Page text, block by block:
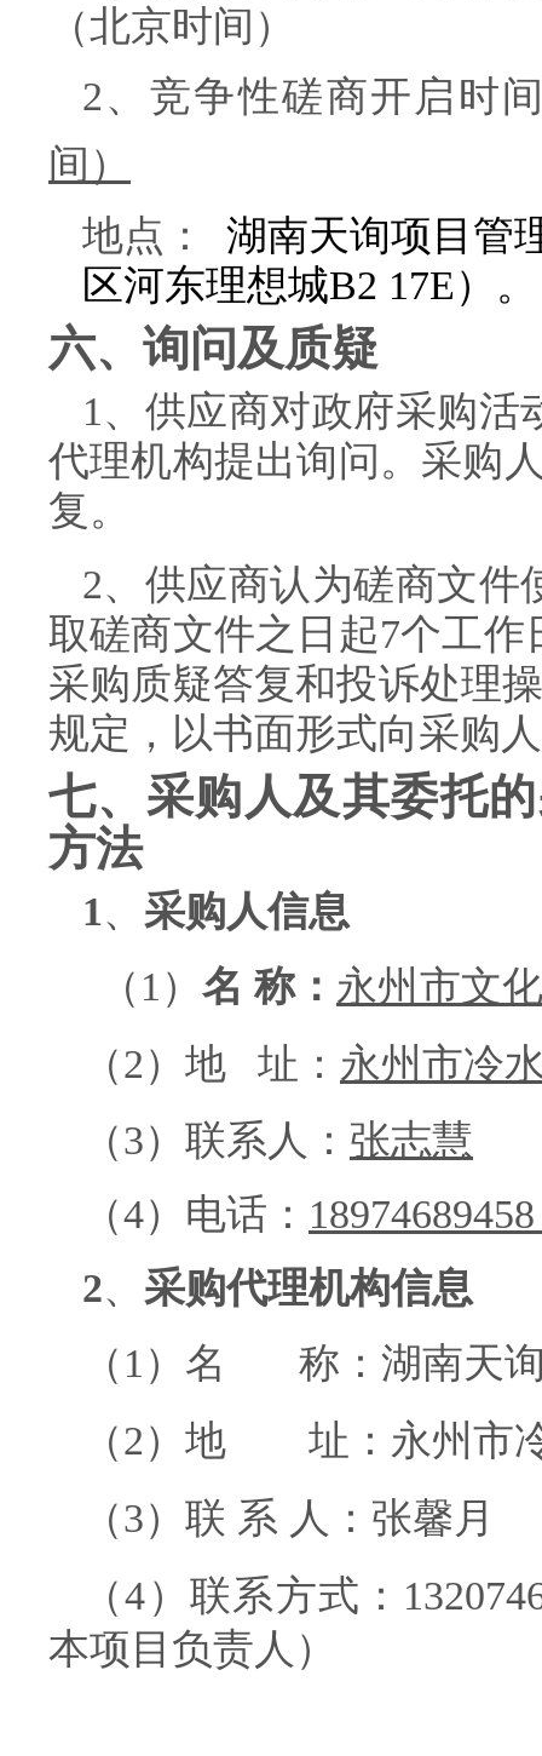
（北京时间）
2、竞争性磋商开启时
间）
地点：
湖南天询项目管
区河东理想城B2 17E）。
六、询问及质疑
1、供应商对政府采购
代理机构提出询问。采购
复。
2、供应商认为磋商文件
取磋商文件之日起7个工
采购质疑答复和投诉处理
规定，以书面形式向采购
七、采购人及其委托
方法
1、 采购人信息
（1） 名 称： 永州市文
（2）地 址： 永州市冷
（3） 联系人： 张志慧
（4） 电话：
2、 采购代理机构信息
（1）名 称： 湖南天
（2）地 址： 永州市
（3） 联 系 人 ： 张馨月
（4）联系方式：
本项目负责人）